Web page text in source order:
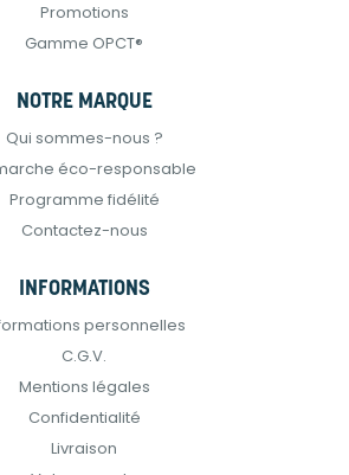
Promotions
Gamme OPCT®
NOTRE MARQUE
Qui sommes-nous ?
éco-responsable
Programme fidélité
Contactez-nous
INFORMATIONS
personnelles
C.G.V.
Mentions légales
Confidentialité
Livraison